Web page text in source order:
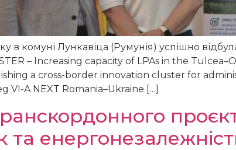
в комуні Лункавіца (Румунія) успішно
– Increasing capacity of LPAs in the
a cross-border innovation cluster for
VI-A NEXT Romania–Ukraine […]
та